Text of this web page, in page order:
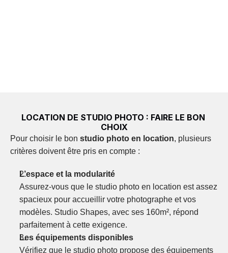
LOCATION DE STUDIO PHOTO : FAIRE LE BON
CHOIX
Pour choisir le bon studio photo en location, plusieurs
critères doivent être pris en compte :
L’espace et la modularité
Assurez-vous que le studio photo en location est assez
spacieux pour accueillir votre photographe et vos
modèles. Studio Shapes, avec ses 160m², répond
parfaitement à cette exigence.
Les équipements disponibles
Vérifiez que le studio photo propose des équipements